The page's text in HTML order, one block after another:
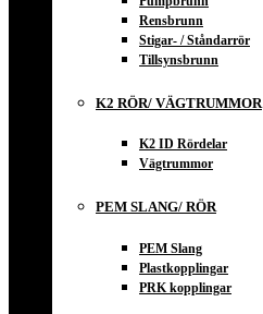
Rensbrunn
Stigar- / Ståndarrör
Tillsynsbrunn
K2 RÖR/ VÄGTRUMMOR
K2 ID Rördelar
Vägtrummor
PEM SLANG/ RÖR
PEM Slang
Plastkopplingar
PRK kopplingar